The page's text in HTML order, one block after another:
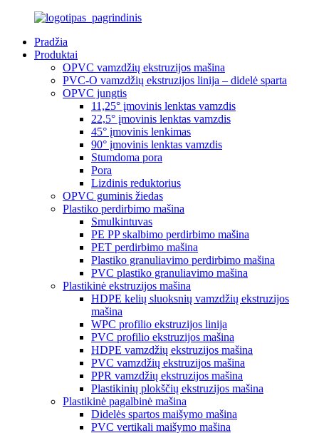
Pradžia
Produktai
OPVC vamzdžių ekstruzijos mašina
PVC-O vamzdžių ekstruzijos linija – didelė sparta
OPVC jungtis
11,25° įmovinis lenktas vamzdis
22,5° įmovinis lenktas vamzdis
45° įmovinis lenkimas
90° įmovinis lenktas vamzdis
Stumdoma pora
Pora
Lizdinis reduktorius
OPVC guminis žiedas
Plastiko perdirbimo mašina
Smulkintuvas
PE PP skalbimo perdirbimo mašina
PET perdirbimo mašina
Plastiko granuliavimo perdirbimo mašina
PVC plastiko granuliavimo mašina
Plastikinė ekstruzijos mašina
HDPE kelių sluoksnių vamzdžių ekstruzijos
mašina
WPC profilio ekstruzijos linija
PVC profilio ekstruzijos mašina
HDPE vamzdžių ekstruzijos mašina
PVC vamzdžių ekstruzijos mašina
PPR vamzdžių ekstruzijos mašina
Plastikinių plokščių ekstruzijos mašina
Plastikinė pagalbinė mašina
Didelės spartos maišymo mašina
PVC vertikali maišymo mašina